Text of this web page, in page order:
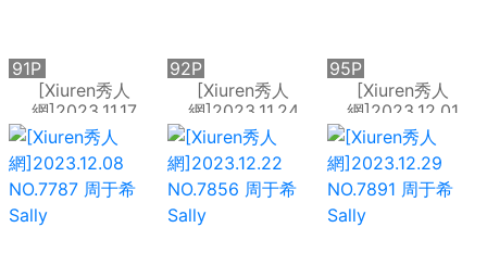
[Xiuren秀人
網]2023.11.17
NO.7682 周于希
Sally
91P
[Xiuren秀人
網]2023.11.24
NO.7719 周于希
Sally
92P
[Xiuren秀人
網]2023.12.01
NO.7755 周于希
Sally
95P